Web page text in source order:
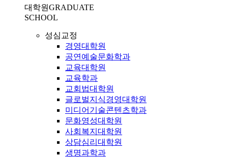
대학원GRADUATE
SCHOOL
성심교정
경영대학원
공연예술문화학과
교육대학원
교육학과
교회법대학원
글로벌지식경영대학원
미디어기술콘텐츠학과
문화영성대학원
사회복지대학원
상담심리대학원
생명과학과